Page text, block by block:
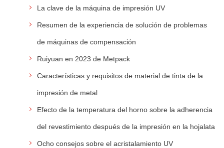
La clave de la máquina de impresión UV
Resumen de la experiencia de solución de problemas
de máquinas de compensación
Ruiyuan en 2023 de Metpack
Características y requisitos de material de tinta de la
impresión de metal
Efecto de la temperatura del horno sobre la adherencia
del revestimiento después de la impresión en la hojalata
Ocho consejos sobre el acristalamiento UV